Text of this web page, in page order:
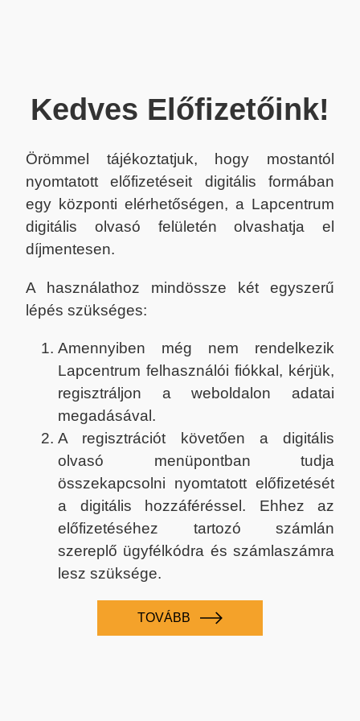
Kedves Előfizetőink!
Örömmel tájékoztatjuk, hogy mostantól
nyomtatott előfizetéseit digitális formában
egy központi elérhetőségen, a Lapcentrum
digitális olvasó felületén olvashatja el
díjmentesen.
A használathoz mindössze két egyszerű
lépés szükséges:
Amennyiben még nem rendelkezik
Lapcentrum felhasználói fiókkal, kérjük,
regisztráljon a weboldalon adatai
megadásával.
A regisztrációt követően a digitális
olvasó menüpontban tudja
összekapcsolni nyomtatott előfizetését
a digitális hozzáféréssel. Ehhez az
előfizetéséhez tartozó számlán
szereplő ügyfélkódra és számlaszámra
lesz szüksége.
TOVÁBB